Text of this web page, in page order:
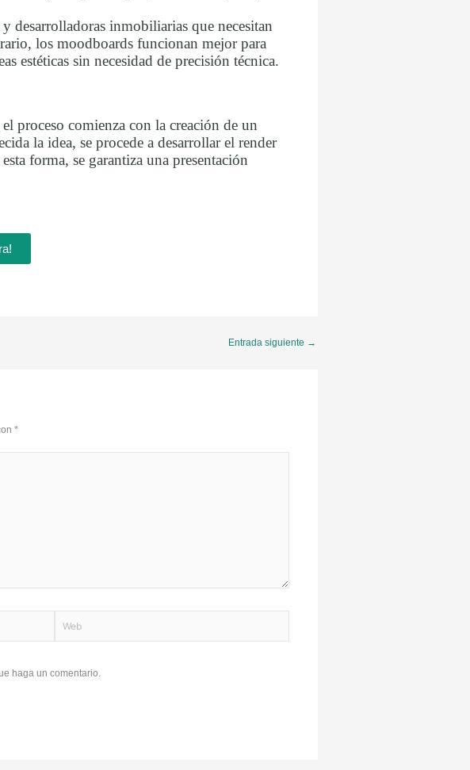
desarrolladoras inmobiliarias que necesitan
los moodboards funcionan mejor para
estéticas sin necesidad de precisión técnica.
el proceso comienza con la creación de un
la idea, se procede a desarrollar el render
forma, se garantiza una presentación
Entrada siguiente →
*
haga un comentario.